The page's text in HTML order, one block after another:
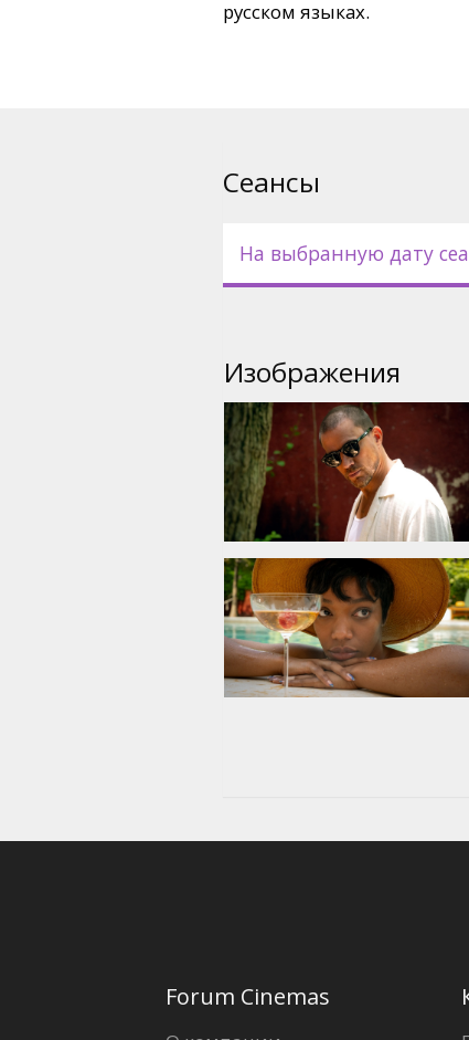
русском языках.
Сеансы
На выбранную дату
Изображения
Forum Cinemas